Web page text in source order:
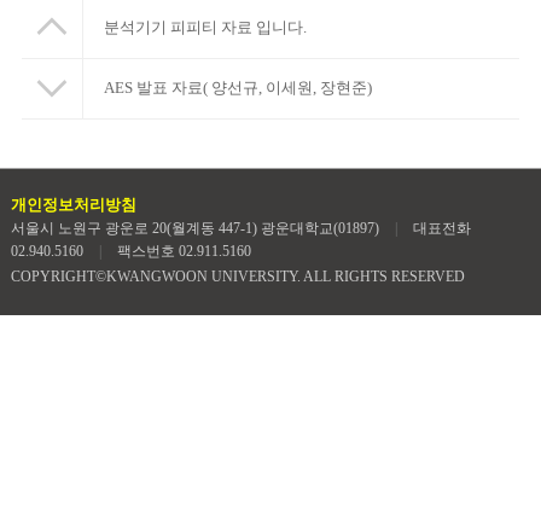
분석기기 피피티 자료 입니다.
AES 발표 자료( 양선규, 이세원, 장현준)
개인정보처리방침
서울시 노원구 광운로 20(월계동 447-1) 광운대학교(01897)
대표전화
02.940.5160
팩스번호 02.911.5160
COPYRIGHT©KWANGWOON UNIVERSITY. ALL RIGHTS RESERVED